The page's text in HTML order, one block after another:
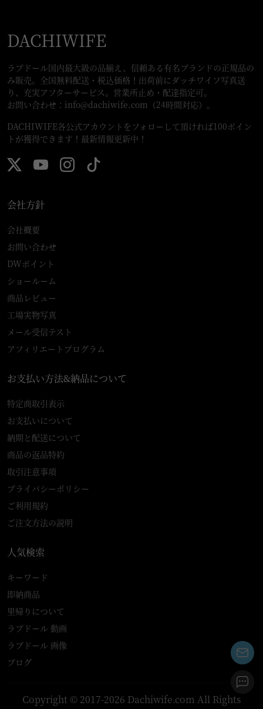
DACHIWIFE
ラブドール国内最大級の品揃え、信頼ある有名ブランドの正規品の
み販売。全国無料配送・税込価格！出荷前にダッチワイフ写真送
り、充実アフターサービス。営業所止め・配達指定可。
お問い合わせ： info@dachiwife.com （24時間対応）。
DACHIWIFE各公式アカウントをフォローして頂ければ100ポイン
トが獲得できます！最新情報更新中！
会社方針
会社概要
お問い合わせ
DWポイント
ショールーム
商品レビュー
工場実物写真
メール受信テスト
アフィリエートプログラム
お支払い方法&納品について
特定商取引表示
お支払いについて
納期と配送について
商品の返品特約
取引注意事項
プライバシーポリシー
ご利用規約
ご注文方法の説明
人気検索
キーワード
即納商品
里帰りについて
ラブドール 動画
ラブドール 画像
ブログ
Copyright © 2017-2026 Dachiwife.com All Rights